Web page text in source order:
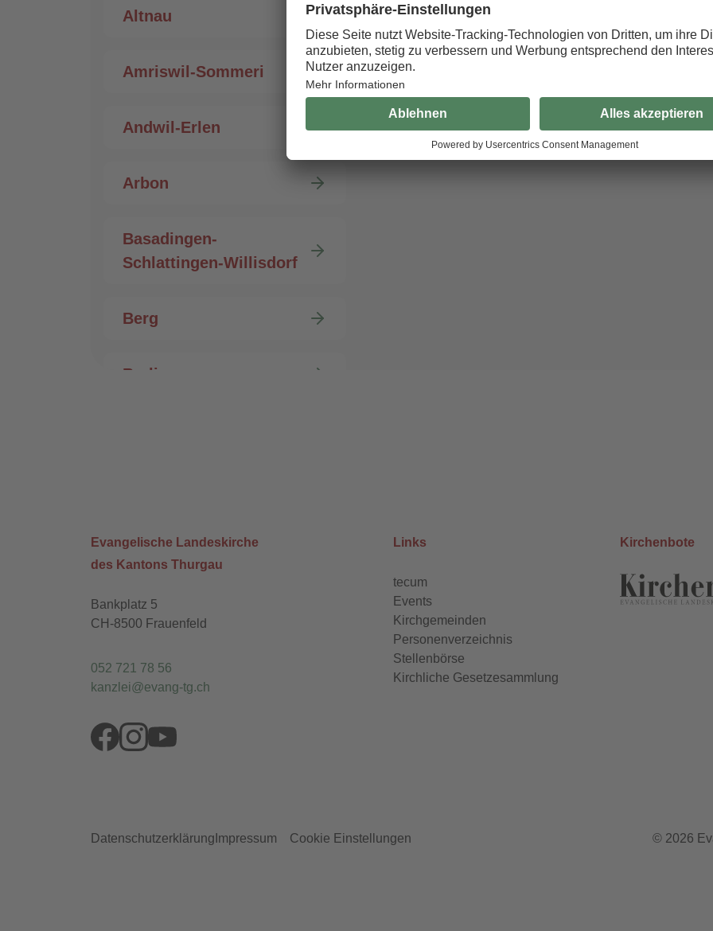
Altnau
Amriswil-Sommeri
Andwil-Erlen
Arbon
Basadingen-
Schlattingen-Willisdorf
Berg
Berlingen
Bürglen
Bussnang-Leutmerken
Evangelische Landeskirche
des Kantons Thurgau
Bankplatz 5
CH-8500 Frauenfeld
052 721 78 56
kanzlei@evang-tg.ch
Links
tecum
Events
Kirchgemeinden
Personenverzeichnis
Stellenbörse
Kirchliche Gesetzesammlung
Kirchenbote
Datenschutzerklärung Impressum Cookie Einstellungen © 2026